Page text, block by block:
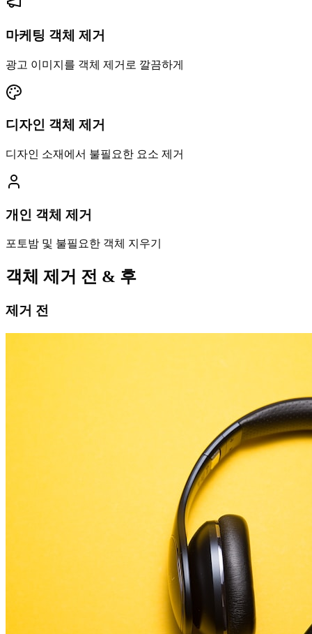
마케팅 객체 제거
광고 이미지를 객체 제거로 깔끔하게
디자인 객체 제거
디자인 소재에서 불필요한 요소 제거
개인 객체 제거
포토밤 및 불필요한 객체 지우기
객체 제거 전 & 후
제거 전